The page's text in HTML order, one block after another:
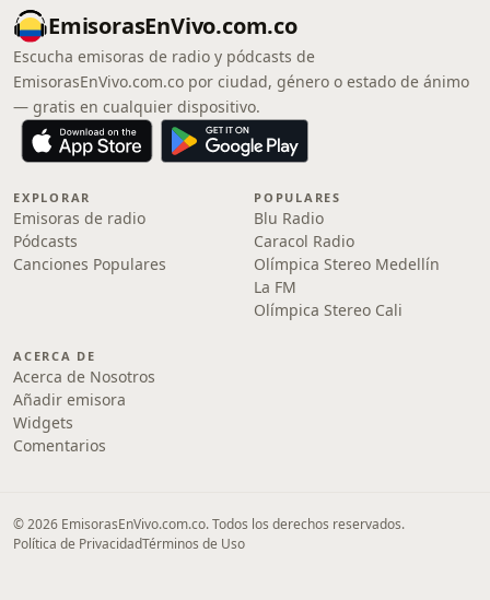
EmisorasEnVivo.com.co
Escucha emisoras de radio y pódcasts de
EmisorasEnVivo.com.co por ciudad, género o estado de ánimo
— gratis en cualquier dispositivo.
EXPLORAR
Emisoras de radio
Pódcasts
Canciones Populares
POPULARES
Blu Radio
Caracol Radio
Olímpica Stereo Medellín
La FM
Olímpica Stereo Cali
ACERCA DE
Acerca de Nosotros
Añadir emisora
Widgets
Comentarios
© 2026 EmisorasEnVivo.com.co. Todos los derechos reservados.
Política de PrivacidadTérminos de Uso